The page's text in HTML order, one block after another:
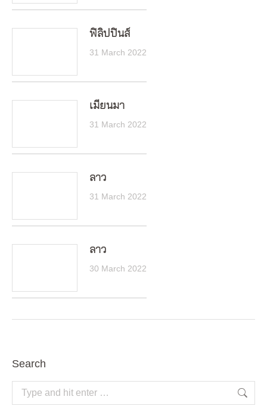
ฟิลิปปินส์
31 March 2022
เมียนมา
31 March 2022
ลาว
31 March 2022
ลาว
30 March 2022
Search
Search: